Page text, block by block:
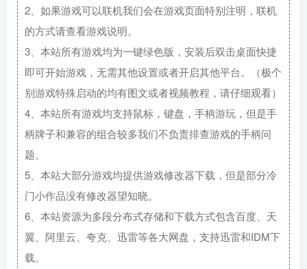
2、如果游戏可以联机我们会在游戏页面特别注明，联机
的方式请查看游戏说明。
3、本站所有游戏均为一键绿色版，安装后双击桌面快捷
即可开始游戏，无需其他设置或者开启其他平台。（极个
别游戏特殊启动的均有图文或者视频教程，请仔细观看）
4、本站所有游戏均支持鼠标，键盘，手柄游玩，但是手
柄牌子和兼容的组合较多我们不负责排查游戏的手柄问
题。
5、本站大部分游戏均提供游戏修改器下载，但是部分冷
门小作品没有修改器望知晓。
6、本站资源为多段分布式存储和下载方式包含百度、天
翼、阿里云、夸克、迅雷等各大网盘，支持迅雷和IDM下
载。